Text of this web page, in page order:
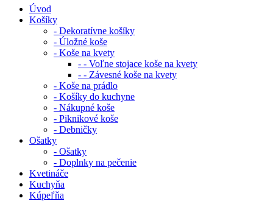
Úvod
Košíky
- Dekoratívne košíky
- Úložné koše
- Koše na kvety
- - Voľne stojace koše na kvety
- - Závesné koše na kvety
- Koše na prádlo
- Košíky do kuchyne
- Nákupné koše
- Piknikové koše
- Debničky
Ošatky
- Ošatky
- Doplnky na pečenie
Kvetináče
Kuchyňa
Kúpeľňa